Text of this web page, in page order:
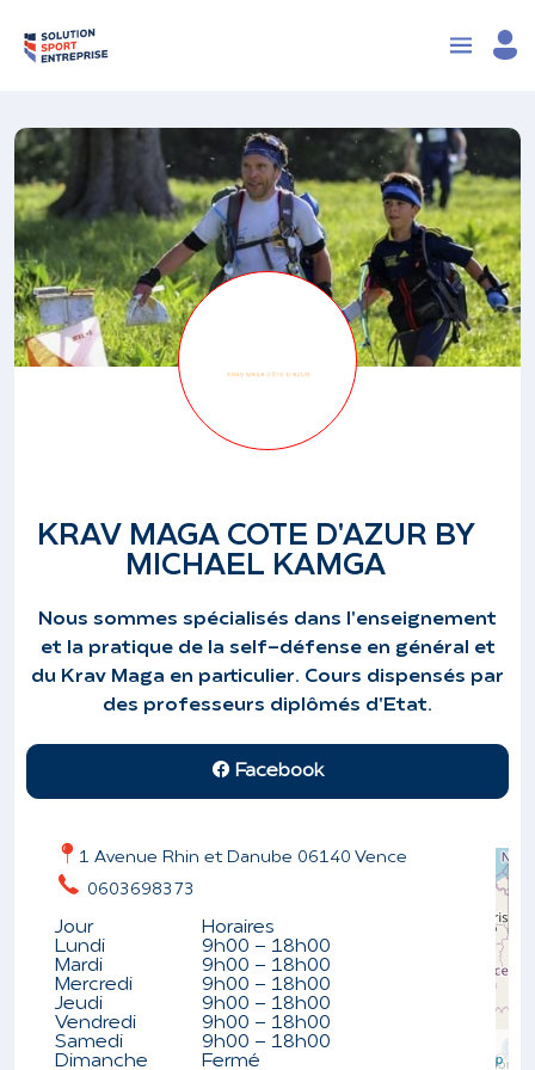
KRAV MAGA COTE D'AZUR BY
MICHAEL KAMGA
Nous sommes spécialisés dans l'enseignement
et la pratique de la self-défense en général et
du Krav Maga en particulier. Cours dispensés par
des professeurs diplômés d'Etat.
Facebook
1 Avenue Rhin et Danube 06140 Vence
0603698373
Jour
Horaires
Lundi
9h00 - 18h00
Mardi
9h00 - 18h00
Mercredi
9h00 - 18h00
Jeudi
9h00 - 18h00
Vendredi
9h00 - 18h00
Samedi
9h00 - 18h00
Dimanche
Fermé
OpenStreetMap